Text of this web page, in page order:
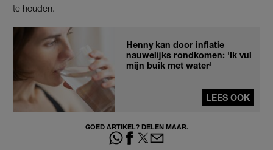
te houden.
Henny kan door inflatie
nauwelijks rondkomen: 'Ik vul
mijn buik met water'
LEES OOK
GOED ARTIKEL? DELEN MAAR.